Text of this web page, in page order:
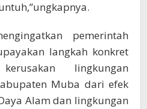
pemerintah
langkah konkret
lingkungan
Muba dari efek
Alam dan lingkungan